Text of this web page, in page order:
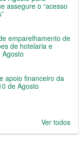
assegure o “acesso
emparelhamento de
de hotelaria e
apoio financeiro da
de Agosto
Ver todos